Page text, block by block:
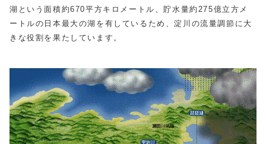
湖という面積約670平方キロメートル、貯水量約275億立方メ
ートルの日本最大の湖を有しているため、淀川の流量調節に大
きな役割を果たしています。